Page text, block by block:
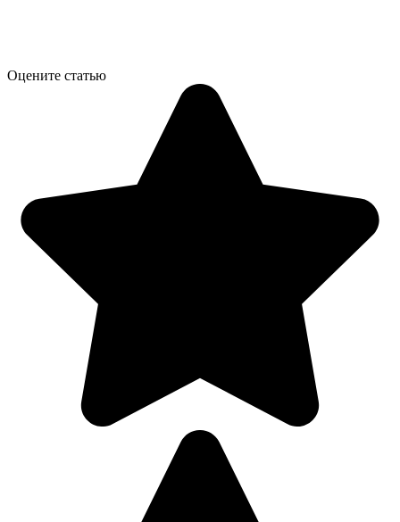
Оцените статью